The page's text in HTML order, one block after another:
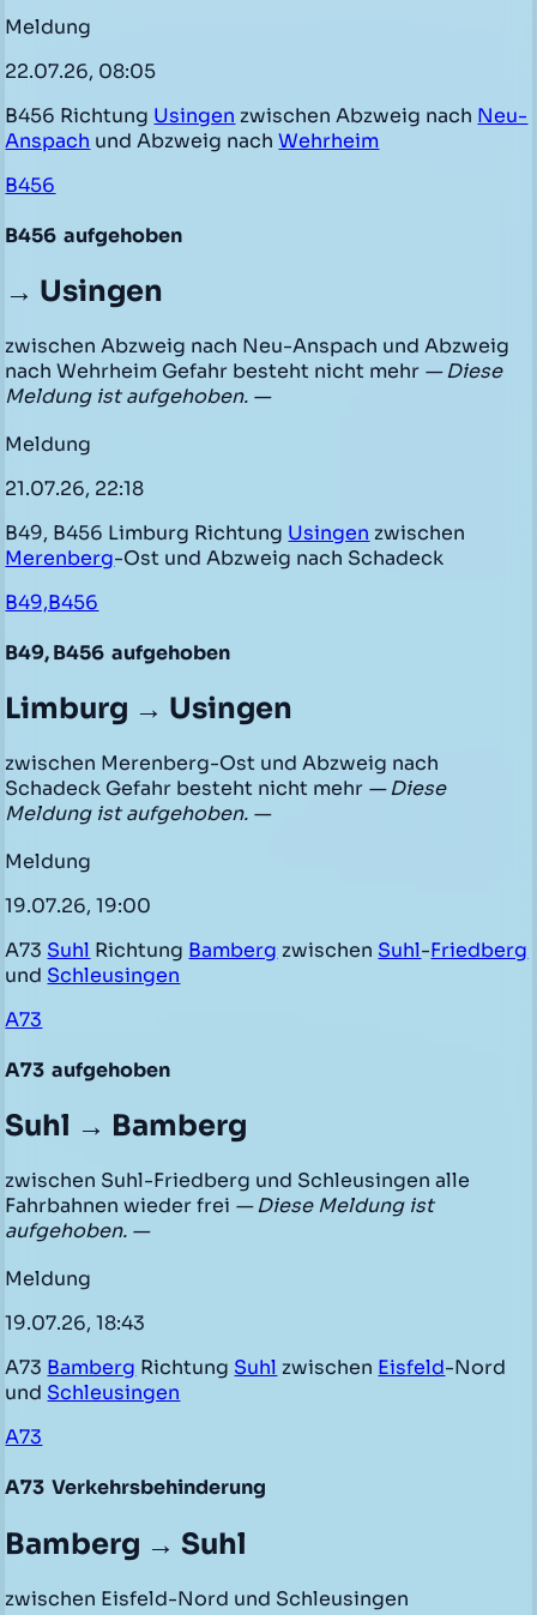
Meldung
22.07.26, 08:05
B456 Richtung Usingen zwischen Abzweig nach Neu-
Anspach und Abzweig nachWehrheim
B456
B456 aufgehoben
→ Usingen
zwischen Abzweig nach Neu-Anspach und Abzweig
nach Wehrheim Gefahr besteht nicht mehr — Diese
Meldung ist aufgehoben. —
Meldung
21.07.26, 22:18
B49, B456 Limburg Richtung Usingen zwischen
Merenberg-Ost und Abzweig nach Schadeck
B49,B456
B49, B456 aufgehoben
Limburg → Usingen
zwischen Merenberg-Ost und Abzweig nach
Schadeck Gefahr besteht nicht mehr — Diese
Meldung ist aufgehoben. —
Meldung
19.07.26, 19:00
A73 Suhl Richtung Bamberg zwischen Suhl-Friedberg
und Schleusingen
A73
A73 aufgehoben
Suhl → Bamberg
zwischen Suhl-Friedberg und Schleusingen alle
Fahrbahnen wieder frei — Diese Meldung ist
aufgehoben. —
Meldung
19.07.26, 18:43
A73 Bamberg Richtung Suhl zwischen Eisfeld-Nord
und Schleusingen
A73
A73 Verkehrsbehinderung
Bamberg → Suhl
zwischen Eisfeld-Nord und Schleusingen